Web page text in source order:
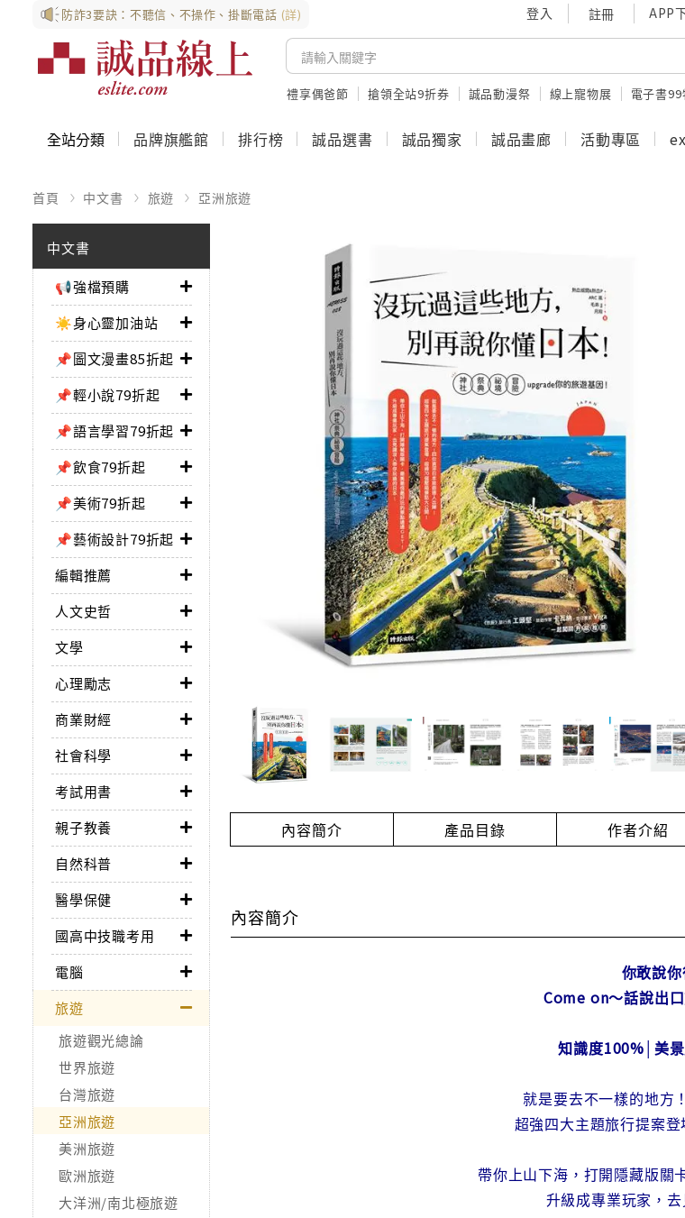
防詐3要訣：不聽信、不操作、掛斷電話 (詳) 登入 註冊 APP
禮享偶爸節 搶領全站9折券 誠品動漫祭 線上寵物展 電子書99
全站分類 品牌旗艦館 排行榜 誠品選書 誠品獨家 誠品畫廊 活動專區
首頁 中文書 旅遊 亞洲旅遊
中文書
📢強檔預購
☀️身心靈加油站
📌圖文漫畫85折起
📌輕小說79折起
📌語言學習79折起
📌飲食79折起
📌美術79折起
📌藝術設計79折起
編輯推薦
人文史哲
文學
心理勵志
商業財經
社會科學
考試用書
親子教養
自然科普
醫學保健
國高中技職考用
電腦
旅遊
旅遊觀光總論
世界旅遊
台灣旅遊
亞洲旅遊
美洲旅遊
歐洲旅遊
大洋洲/南北極旅遊
內容簡介 產品目錄 作者介紹
內容簡介
你敢說
Come on～話說出
知識度100%│美
就是要去不一樣的地方
超強四大主題旅行提案
帶你上山下海，打開隱藏版關
升級成專業玩家，